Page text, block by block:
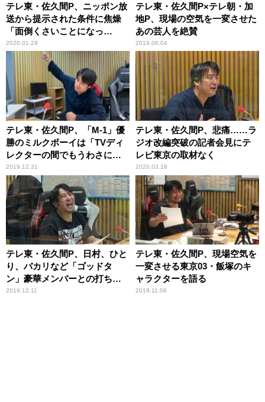
テレ東・佐久間P、ニッポン放
送から提示された条件に焦燥
「面倒くさいことになっ
た……」
2020.01.29
テレ東・佐久間P×テレ朝・加
地P、現場の空気を一変させた
あの芸人を絶賛
2019.06.04
テレ東・佐久間P、「M-1」優
勝のミルクボーイは「TVディ
レクターの間でもうわさにな
っていた」
2019.12.31
テレ東・佐久間P、悲痛……ラ
ジオ改編突破の記者会見にテ
レビ東京の取材なく
2020.03.18
テレ東・佐久間P、日村、ひと
り、バカリなど「ゴッドタ
ン」豪華メンバーとの打ち上
げを語る
2019.12.11
テレ東・佐久間P、現場空気を
一変させる東京03・飯塚のキ
ャラクターを語る
2019.11.06